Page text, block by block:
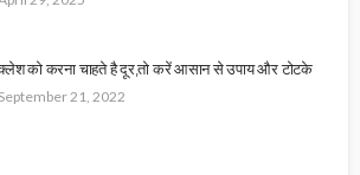
को करना चाहते है दूर,तो करें आसान से उपाय और टोटके
September 21, 2022